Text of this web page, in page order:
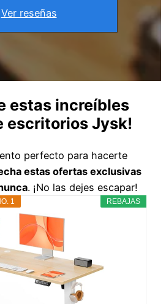
Ver reseñas
estas increíbles
escritorios Jysk!
perfecto para hacerte
estas ofertas exclusivas
. ¡No las dejes escapar!
REBAJAS
1